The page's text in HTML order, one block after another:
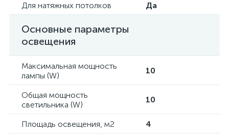
Для натяжных потолков
Да
Основные параметры
освещения
Максимальная мощность
лампы (W)
10
Общая мощность
светильника (W)
10
Площадь освещения, м2 4